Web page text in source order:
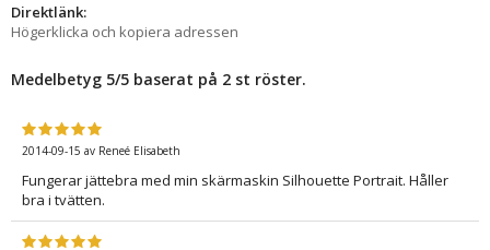
Direktlänk:
Högerklicka och kopiera adressen
Medelbetyg 5/5 baserat på 2 st röster.
2014-09-15 av Reneé Elisabeth
Fungerar jättebra med min skärmaskin Silhouette Portrait. Håller
bra i tvätten.